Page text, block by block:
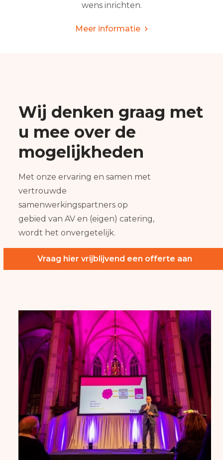
wens inrichten.
Meer informatie
Wij denken graag met
u mee over de
mogelijkheden
Met onze ervaring en samen met
vertrouwde
samenwerkingspartners op
gebied van AV en (eigen) catering,
wordt het onvergetelijk.
Vraag hier vrijblijvend een offerte aan